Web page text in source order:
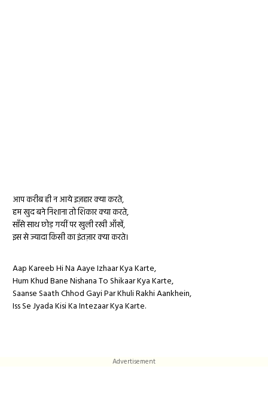
आप करीब ही न आये इज़हार क्या करते,
हम खुद बने निशाना तो शिकार क्या करते,
साँसे साथ छोड़ गयीं पर खुली रखी आँखें,
इस से ज्यादा किसी का इंतज़ार क्या करते।
Aap Kareeb Hi Na Aaye Izhaar Kya Karte,
Hum Khud Bane Nishana To Shikaar Kya Karte,
Saanse Saath Chhod Gayi Par Khuli Rakhi Aankhein,
Iss Se Jyada Kisi Ka Intezaar Kya Karte.
Advertisement